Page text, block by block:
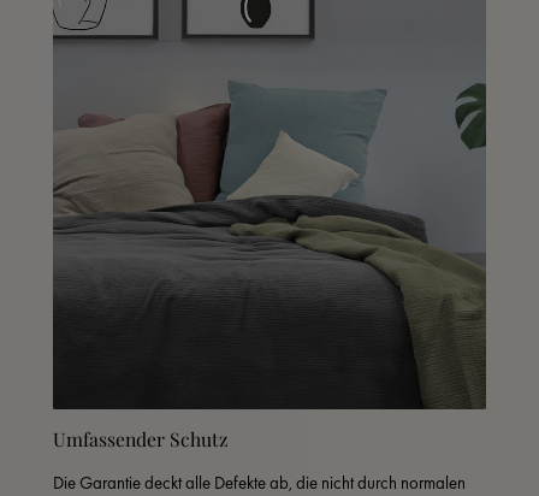
Umfassender Schutz
Die Garantie deckt alle Defekte ab, die nicht durch normalen